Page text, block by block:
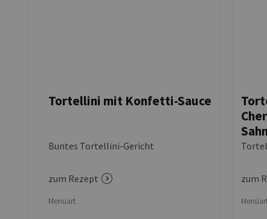
Tortellini mit Konfetti-Sauce
Buntes Tortellini-Gericht
zum Rezept
Menüart
zum